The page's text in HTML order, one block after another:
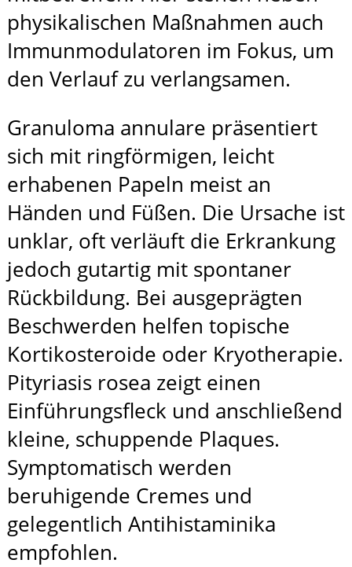
physikalischen Maßnahmen auch
Immunmodulatoren im Fokus, um
den Verlauf zu verlangsamen.
Granuloma annulare präsentiert
sich mit ringförmigen, leicht
erhabenen Papeln meist an
Händen und Füßen. Die Ursache ist
unklar, oft verläuft die Erkrankung
jedoch gutartig mit spontaner
Rückbildung. Bei ausgeprägten
Beschwerden helfen topische
Kortikosteroide oder Kryotherapie.
Pityriasis rosea zeigt einen
Einführungsfleck und anschließend
kleine, schuppende Plaques.
Symptomatisch werden
beruhigende Cremes und
gelegentlich Antihistaminika
empfohlen.